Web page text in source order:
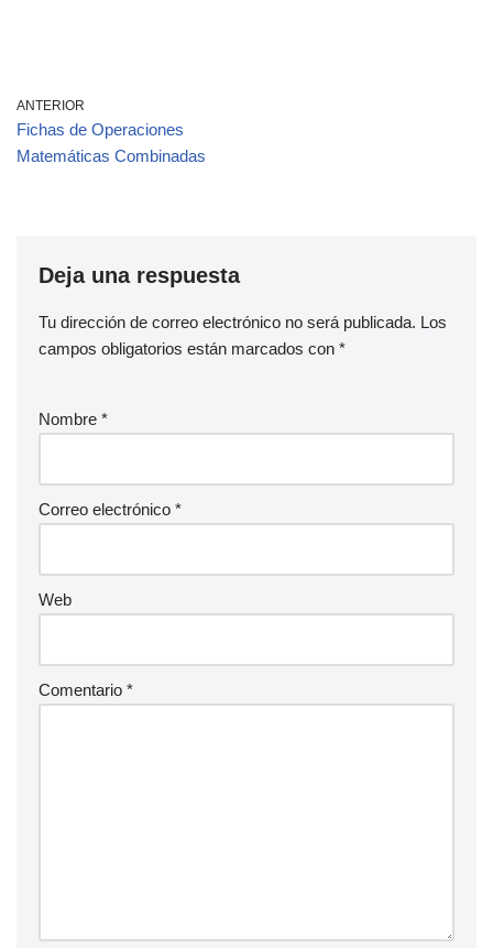
ANTERIOR
Fichas de Operaciones
Matemáticas Combinadas
Deja una respuesta
Tu dirección de correo electrónico no será publicada. Los
campos obligatorios están marcados con *
Nombre *
Correo electrónico *
Web
Comentario *